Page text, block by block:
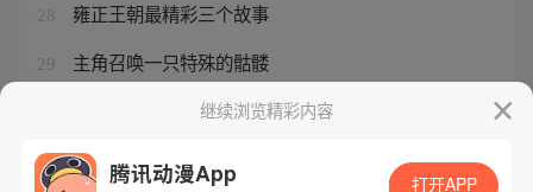
28 雍正王朝最精彩三个故事
29 主角召唤一只特殊的骷髅
重生指南的推荐理由继续浏览精彩内容
腾讯动漫App 打开APP